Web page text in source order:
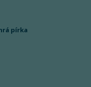
pírka